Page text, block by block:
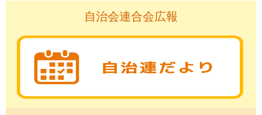
自治会連合会広報